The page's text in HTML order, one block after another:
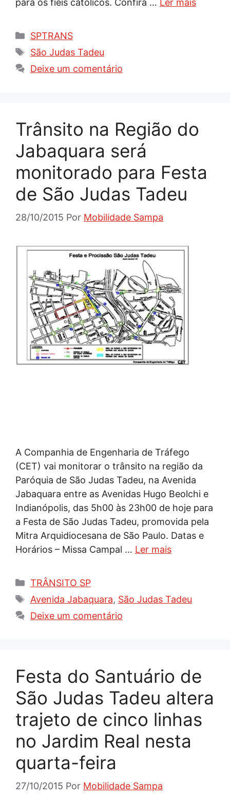
Categorias
SPTRANS
Tags
São Judas Tadeu
Deixe um comentário
Trânsito na Região do
Jabaquara será
monitorado para Festa
de São Judas Tadeu
28/10/2015 Por Mobilidade Sampa
A Companhia de Engenharia de Tráfego
(CET) vai monitorar o trânsito na região da
Paróquia de São Judas Tadeu, na Avenida
Jabaquara entre as Avenidas Hugo Beolchi e
Indianópolis, das 5h00 às 23h00 de hoje para
a Festa de São Judas Tadeu, promovida pela
Mitra Arquidiocesana de São Paulo. Datas e
Horários – Missa Campal … Ler mais
Categorias
TRÂNSITO SP
Tags
Avenida Jabaquara, São Judas Tadeu
Deixe um comentário
Festa do Santuário de
São Judas Tadeu altera
trajeto de cinco linhas
no Jardim Real nesta
quarta-feira
27/10/2015 Por Mobilidade Sampa